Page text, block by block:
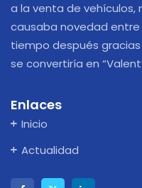
a la venta de
causaba novedad
tiempo después
se convertiría en
Enlaces
Inicio
Actualidad